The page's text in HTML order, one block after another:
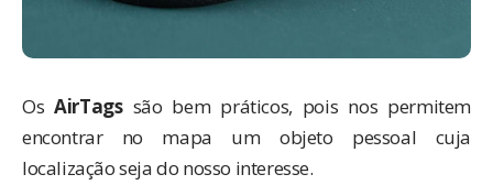
OsAirTagssão bem práticos, pois nos permitem
encontrar no mapa um objeto pessoal cuja
localização seja do nosso interesse.